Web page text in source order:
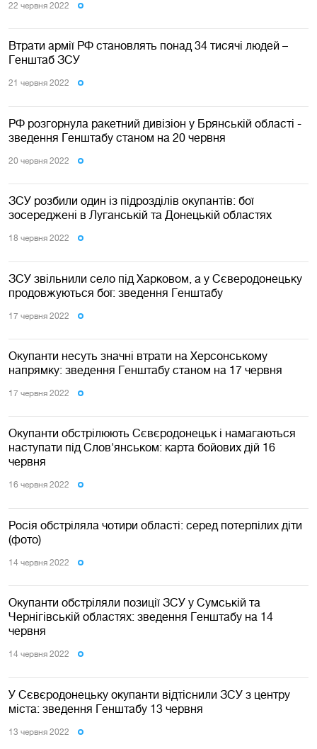
22 червня 2022
Втрати армії РФ становлять понад 34 тисячі людей –
Генштаб ЗСУ
21 червня 2022
РФ розгорнула ракетний дивізіон у Брянській області -
зведення Генштабу станом на 20 червня
20 червня 2022
ЗСУ розбили один із підрозділів окупантів: бої
зосереджені в Луганській та Донецькій областях
18 червня 2022
ЗСУ звільнили село під Харковом, а у Сєверодонецьку
продовжуються бої: зведення Генштабу
17 червня 2022
Окупанти несуть значні втрати на Херсонському
напрямку: зведення Генштабу станом на 17 червня
17 червня 2022
Окупанти обстрілюють Сєвєродонецьк і намагаються
наступати під Слов'янськом: карта бойових дій 16
червня
16 червня 2022
Росія обстріляла чотири області: серед потерпілих діти
(фото)
14 червня 2022
Окупанти обстріляли позиції ЗСУ у Сумській та
Чернігівській областях: зведення Генштабу на 14
червня
14 червня 2022
У Сєвєродонецьку окупанти відтіснили ЗСУ з центру
міста: зведення Генштабу 13 червня
13 червня 2022